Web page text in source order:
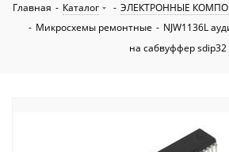
Главная - Каталог - ЭЛЕКТРОННЫЕ
- Микросхемы ремонтные - NJW1136L
на сабвуффер sdip32